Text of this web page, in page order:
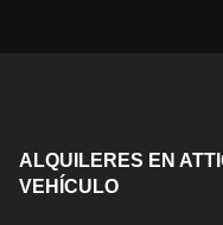
ALQUILERES EN
VEHÍCULO